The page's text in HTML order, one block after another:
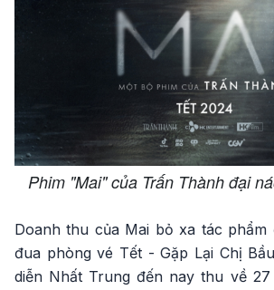
Phim "Mai" của Trấn Thành đại
Doanh thu của Mai bỏ xa tác
đua phòng vé Tết - Gặp Lại Chị
diễn Nhất Trung đến nay thu về